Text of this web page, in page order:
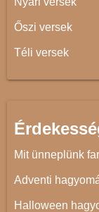
Őszi versek
Téli versek
Mit ünneplünk
Adventi
Halloween